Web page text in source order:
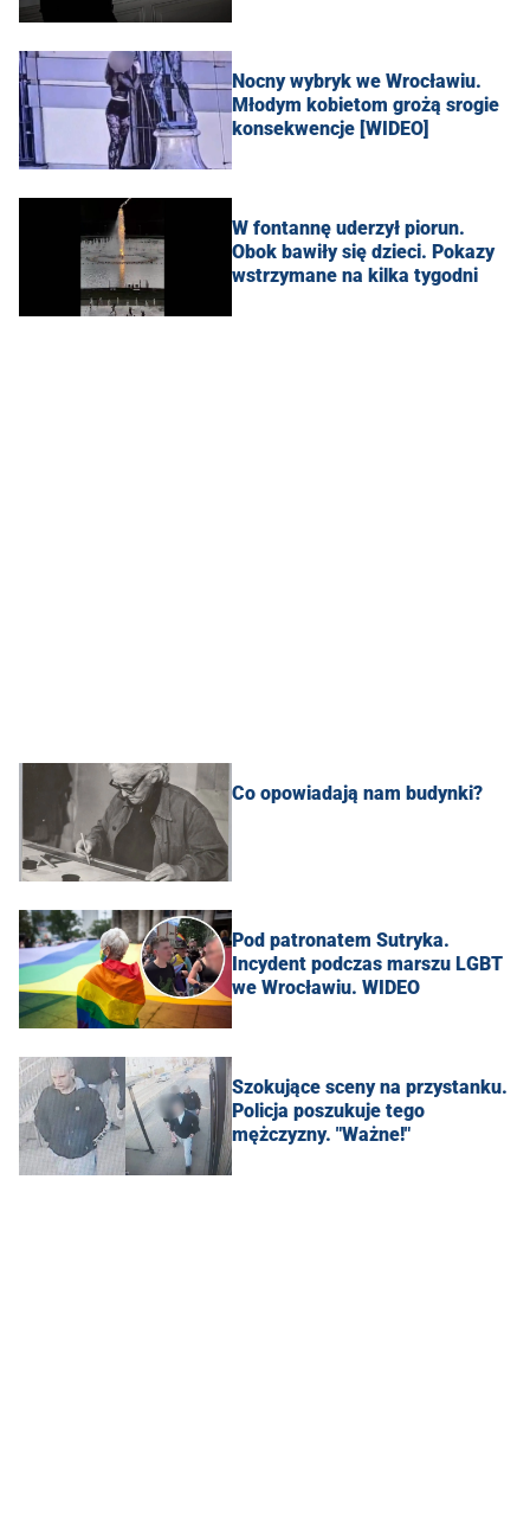
Nocny wybryk we Wrocławiu.
Młodym kobietom grożą srogie
konsekwencje [WIDEO]
W fontannę uderzył piorun.
Obok bawiły się dzieci. Pokazy
wstrzymane na kilka tygodni
Co opowiadają nam budynki?
Pod patronatem Sutryka.
Incydent podczas marszu LGBT
we Wrocławiu. WIDEO
Szokujące sceny na przystanku.
Policja poszukuje tego
mężczyzny. "Ważne!"